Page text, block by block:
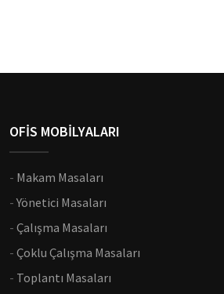
OFİS MOBİLYALARI
- Makam Masaları
-Yönetici Masaları
- Çalışma Masaları
- Çoklu Çalışma Masaları
- Toplantı Masaları